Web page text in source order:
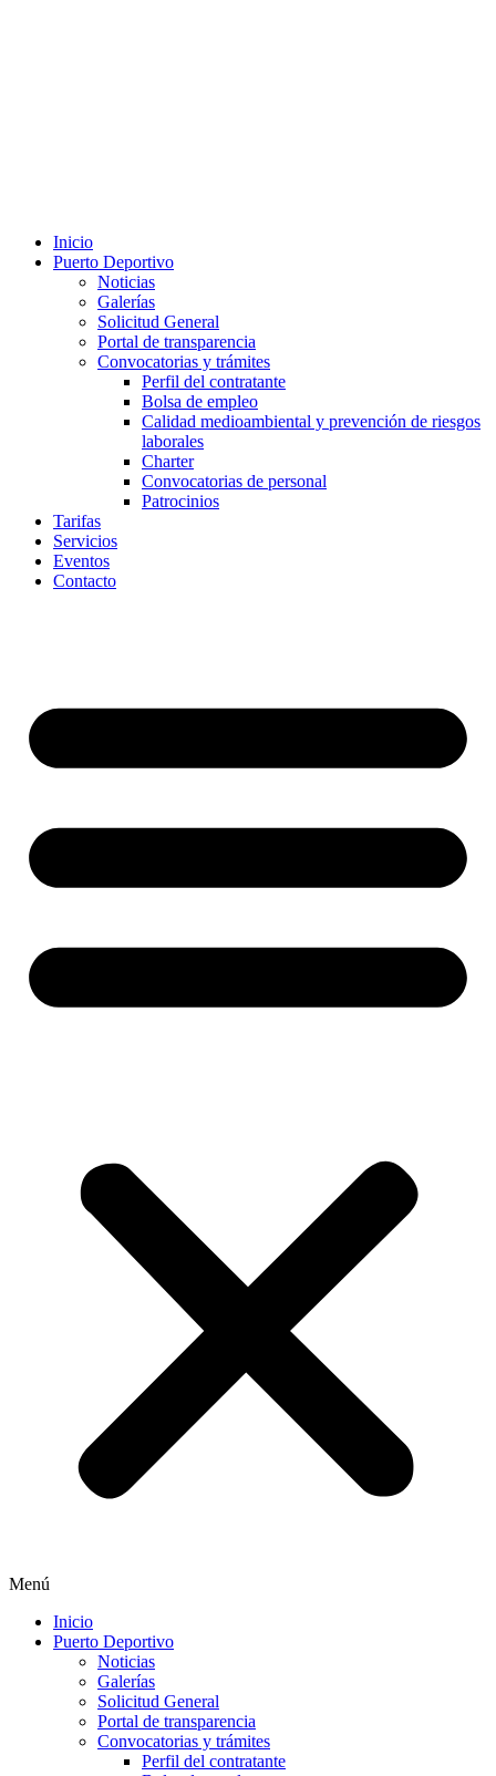
Inicio
Puerto Deportivo
Noticias
Galerías
Solicitud General
Portal de transparencia
Convocatorias y trámites
Perfil del contratante
Bolsa de empleo
Calidad medioambiental y prevención de riesgos
laborales
Charter
Convocatorias de personal
Patrocinios
Tarifas
Servicios
Eventos
Contacto
Menú
Inicio
Puerto Deportivo
Noticias
Galerías
Solicitud General
Portal de transparencia
Convocatorias y trámites
Perfil del contratante